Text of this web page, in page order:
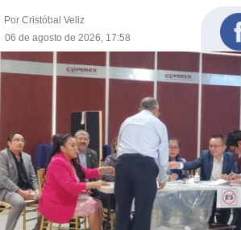
Por Cristóbal Veliz
06 de agosto de 2026, 17:58